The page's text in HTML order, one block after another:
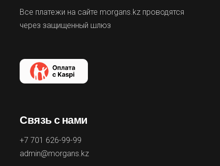
Все платежи на сайте morgans.kz проводятся
через защищенный шлюз
Связь с нами
+7 701 626-99-99
admin@morgans.kz